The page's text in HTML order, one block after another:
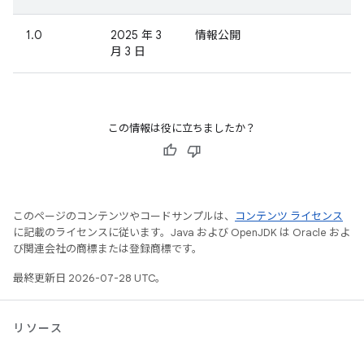
1.0
2025 年 3
月 3 日
情報公開
この情報は役に立ちましたか？
このページのコンテンツやコードサンプルは、
コンテンツ ライセンス
に記載のライセンスに従います。Java および OpenJDK は Oracle およ
び関連会社の商標または登録商標です。
最終更新日 2026-07-28 UTC。
リソース